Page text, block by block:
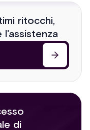
ritocchi,
di